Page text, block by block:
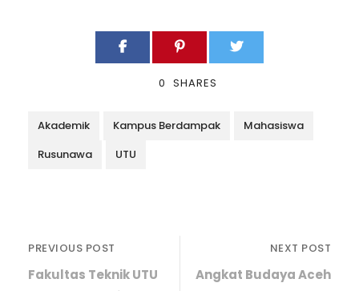
0 SHARES
Akademik Kampus Berdampak
Mahasiswa
Rusunawa
UTU
PREVIOUS POST
Fakultas Teknik UTU
NEXT POST
Angkat Budaya Aceh